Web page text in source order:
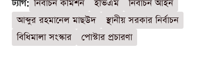
ট্যাগ: নির্বাচন কমিশন ইভিএম
নির্বাচন আইন
আব্দুর রহমানেল মাছউদ
স্থানীয় সরকার নির্বাচন
বিধিমালা সংস্কার
পোস্টার প্রচারণা